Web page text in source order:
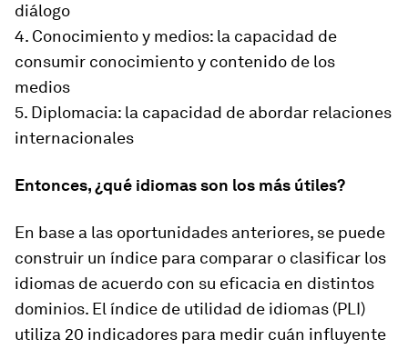
diálogo
4. Conocimiento y medios: la capacidad de
consumir conocimiento y contenido de los
medios
5. Diplomacia: la capacidad de abordar relaciones
internacionales
Entonces, ¿qué idiomas son los más útiles?
En base a las oportunidades anteriores, se puede
construir un índice para comparar o clasificar los
idiomas de acuerdo con su eficacia en distintos
dominios. El índice de utilidad de idiomas (PLI)
utiliza 20 indicadores para medir cuán influyente